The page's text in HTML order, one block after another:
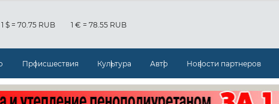
1 $ = 70.75 RUB 1 € = 78.55 RUB
Происшествия Культура Авто Новости партнеров